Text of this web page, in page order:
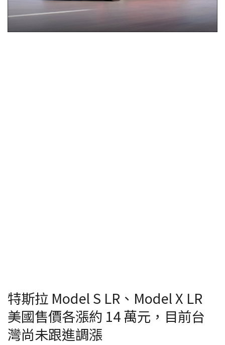
特斯拉 Model S LR、Model X LR
美國售價各漲約 14 萬元，目前台
灣尚未跟進調漲